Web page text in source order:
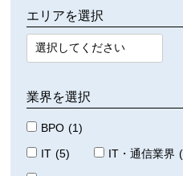
エリアを選択
業界を選択
BPO (1)
IT (5) IT・通信業界